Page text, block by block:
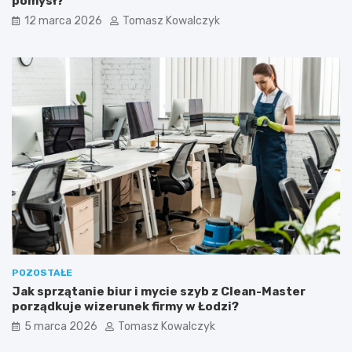
z
t
m
z
e
o
i
(
s
a
l
u
b
o
t
a
)
12 marca 2026 Tomasz Kowalczyk
POZOSTAŁE
Jak sprzątanie biur i mycie szyb z Clean-Master
porządkuje wizerunek firmy w Łodzi?
5 marca 2026 Tomasz Kowalczyk